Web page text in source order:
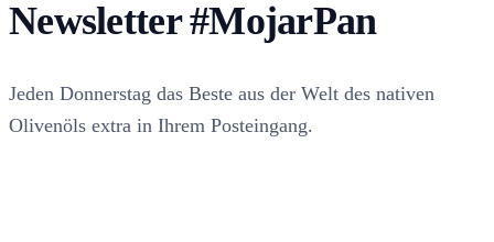
Newsletter#MojarPan
Jeden Donnerstag das Beste aus der Welt des nativen
Olivenöls extra in Ihrem Posteingang.